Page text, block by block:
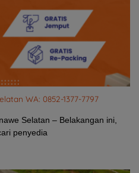
WA: 0852-1377-7797
Selatan – Belakangan ini,
penyedia